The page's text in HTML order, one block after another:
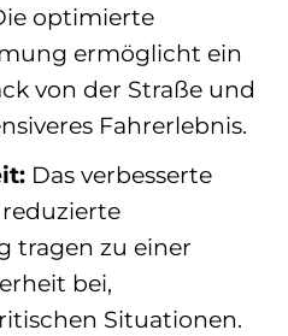
optimierte
ermöglicht ein
von der Straße und
Fahrerlebnis.
Das verbesserte
tragen zu einer
bei,
Situationen.